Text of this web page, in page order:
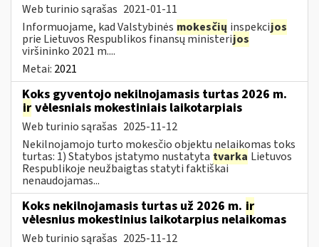
Web turinio sąrašas 2021-01-11
Informuojame, kad Valstybinės mokesčių inspekcijos
prie Lietuvos Respublikos finansų ministerijos
viršininko 2021 m....
Metai: 2021
Koks gyventojo nekilnojamasis turtas 2026 m.
ir vėlesniais mokestiniais laikotarpiais
Web turinio sąrašas 2025-11-12
Nekilnojamojo turto mokesčio objektu nelaikomas toks
turtas: 1) Statybos įstatymo nustatyta tvarka Lietuvos
Respublikoje neužbaigtas statyti faktiškai
nenaudojamas...
Koks nekilnojamasis turtas už 2026 m. ir
vėlesnius mokestinius laikotarpius nelaikomas
Web turinio sąrašas 2025-11-12